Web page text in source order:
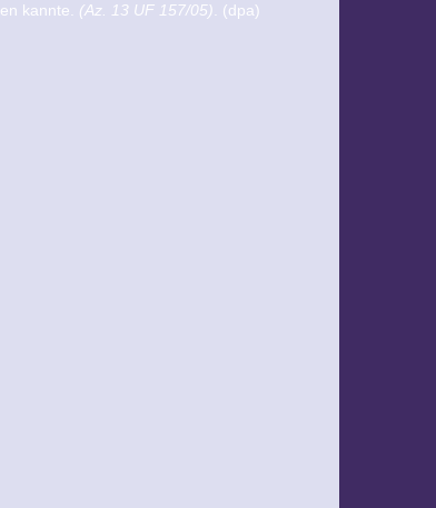
kannte. (Az. 13 UF 157/05) . (dpa)